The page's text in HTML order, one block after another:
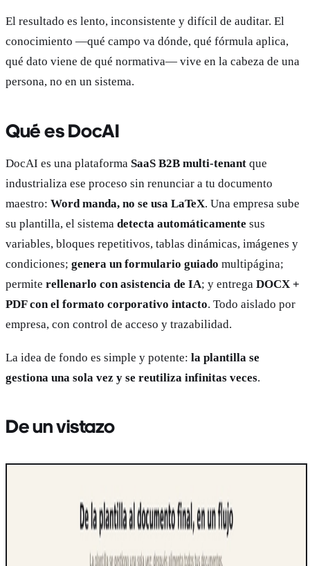
El resultado es lento, inconsistente y difícil de auditar. El
conocimiento —qué campo va dónde, qué fórmula aplica,
qué dato viene de qué normativa— vive en la cabeza de una
persona, no en un sistema.
Qué es DocAI
DocAI es una plataforma SaaS B2B multi-tenant que
industrializa ese proceso sin renunciar a tu documento
maestro: Word manda, no se usa LaTeX. Una empresa sube
su plantilla, el sistema detecta automáticamente sus
variables, bloques repetitivos, tablas dinámicas, imágenes y
condiciones; genera un formulario guiado multipágina;
permite rellenarlo con asistencia de IA; y entrega DOCX +
PDF con el formato corporativo intacto. Todo aislado por
empresa, con control de acceso y trazabilidad.
La idea de fondo es simple y potente: la plantilla se
gestiona una sola vez y se reutiliza infinitas veces.
De un vistazo